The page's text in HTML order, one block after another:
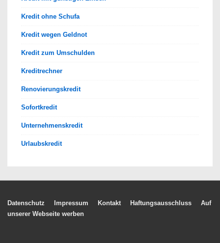
Kredit ohne Schufa
Kredit wegen Geldnot
Kredit zum Umschulden
Kreditrechner
Renovierungskredit
Sofortkredit
Unternehmenskredit
Urlaubskredit
Footer-
Datenschutz Impressum Kontakt Haftungsausschluss
Auf
unserer Webseite werben